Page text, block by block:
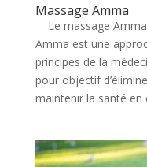
Massage Amma
Le massage
Amma est une
principes de la
pour objectif
maintenir la santé en